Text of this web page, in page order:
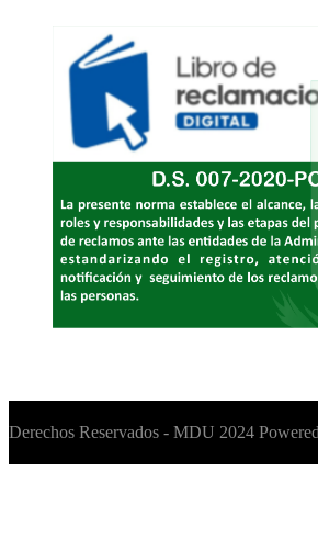
Derechos Reservados - MDU 2024